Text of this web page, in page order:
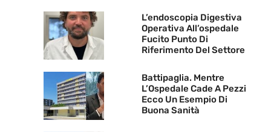
L’endoscopia Digestiva
Operativa All’ospedale
Fucito Punto Di
Riferimento Del Settore
Battipaglia. Mentre
L’Ospedale Cade A Pezzi
Ecco Un Esempio Di
Buona Sanità